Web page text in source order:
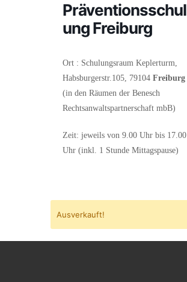
Präventionsschul
ung Freiburg
Ort : Schulungsraum Keplerturm,
Habsburgerstr.105, 79104 Freiburg
(in den Räumen der Benesch
Rechtsanwaltspartnerschaft mbB)
Zeit: jeweils von 9.00 Uhr bis 17.00
Uhr (inkl. 1 Stunde Mittagspause)
Ausverkauft!